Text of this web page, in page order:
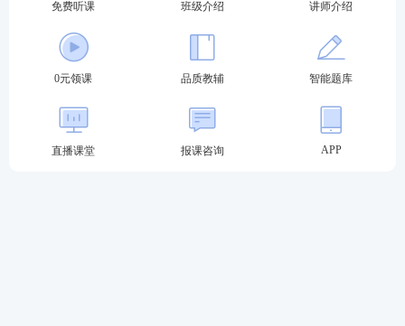
第一轮复习：【 全科基础巩固
理解专业概
第二轮复习：【
刷题强化记忆
以题带点，
强化巩固考点，归纳总结每个考点出题方
免费听课 班级介绍 讲师介绍
0元领课 品质教辅 智能题库
直播课堂 报课咨询 APP